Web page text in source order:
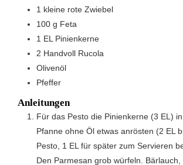
1 kleine rote Zwiebel
100 g Feta
1 EL Pinienkerne
2 Handvoll Rucola
Olivenöl
Pfeffer
Anleitungen
Für das Pesto die Pinienkerne (3 EL) in einer kleinen
Pfanne ohne Öl etwas anrösten (2 EL
Pesto, 1 EL für später zum Servieren
Den Parmesan grob würfeln. Bärlauch,